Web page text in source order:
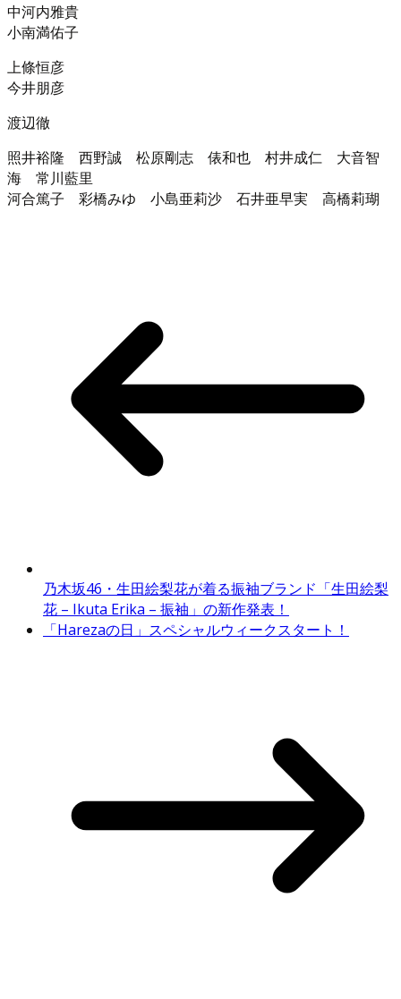
中河内雅貴
小南満佑子
上條恒彦
今井朋彦
渡辺徹
照井裕隆 西野誠 松原剛志 俵和也 村井成仁 大音智
海 常川藍里
河合篤子 彩橋みゆ 小島亜莉沙 石井亜早実 高橋莉瑚
乃木坂46・生田絵梨花が着る振袖ブランド「生田絵梨
花 – Ikuta Erika – 振袖」の新作発表！
「Harezaの日」スペシャルウィークスタート！